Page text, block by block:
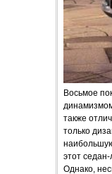
Восьмое
также
только
этот
Однако,